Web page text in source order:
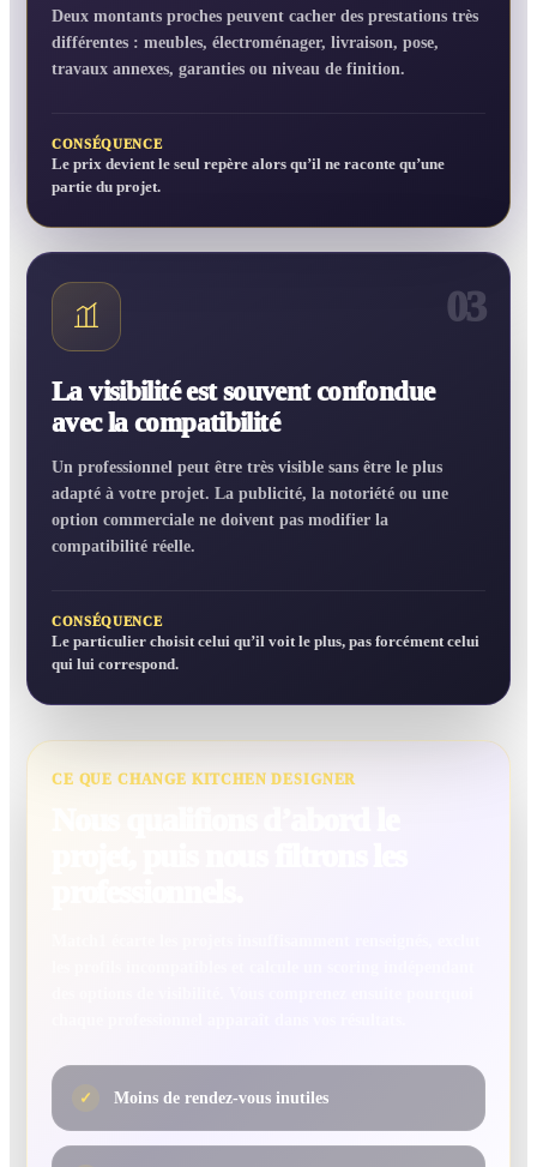
Deux montants proches peuvent cacher des prestations très
différentes : meubles, électroménager, livraison, pose,
travaux annexes, garanties ou niveau de finition.
CONSÉQUENCE
Le prix devient le seul repère alors qu’il ne raconte qu’une
partie du projet.
03
La visibilité est souvent confondue
avec la compatibilité
Un professionnel peut être très visible sans être le plus
adapté à votre projet. La publicité, la notoriété ou une
option commerciale ne doivent pas modifier la
compatibilité réelle.
CONSÉQUENCE
Le particulier choisit celui qu’il voit le plus, pas forcément celui
qui lui correspond.
CE QUE CHANGE KITCHEN DESIGNER
✓ Moins de rendez-vous inutiles